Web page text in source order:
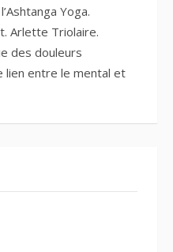
Yoga.
Arlette Triolaire.
des douleurs
lien entre le mental et